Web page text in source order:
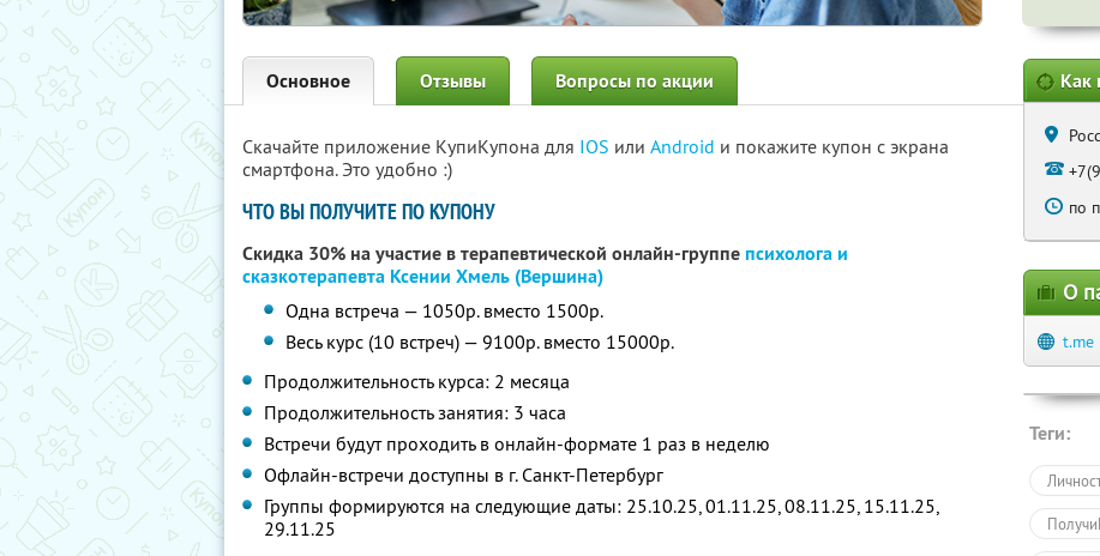
Основное Отзывы Вопросы по акции
Скачайте приложение КупиКупона для IOS или Android и покажите купон с экрана
смартфона. Это удобно :)
ЧТО ВЫ ПОЛУЧИТЕ ПО КУПОНУ
Скидка 30% на участие в терапевтической онлайн-группепсихолога и
сказкотерапевта Ксении Хмель (Вершина)
Одна встреча — 1050р. вместо 1500р.
Весь курс (10 встреч) — 9100р. вместо 15000р.
Продолжительность курса: 2 месяца
Продолжительность занятия: 3 часа
Встречи будут проходить в онлайн-формате 1 раз в неделю
Офлайн-встречи доступны в г. Санкт-Петербург
Группы формируются на следующие даты: 25.10.25, 01.11.25, 08.11.25, 15.11.25,
29.11.25
Как
по
О
t.me
Теги: